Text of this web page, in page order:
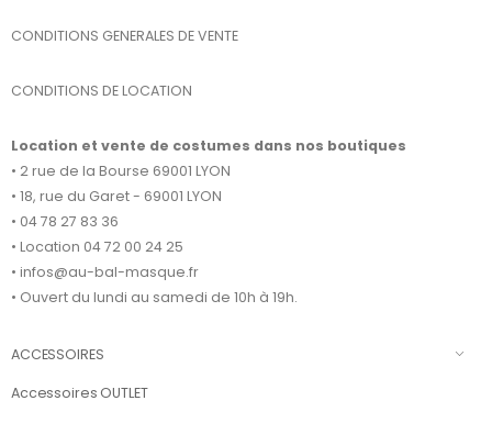
CONDITIONS GENERALES DE VENTE
CONDITIONS DE LOCATION
Location et vente de costumes dans nos boutiques
• 2 rue de la Bourse 69001 LYON
• 18, rue du Garet - 69001 LYON
• 04 78 27 83 36
• Location 04 72 00 24 25
• infos@au-bal-masque.fr
• Ouvert du lundi au samedi de 10h à 19h.
ACCESSOIRES
Accessoires OUTLET